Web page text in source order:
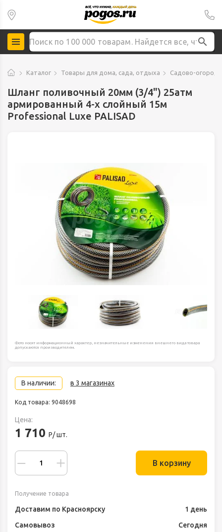
Каталог Товары для дома, сада, отдыха Садово-
Шланг поливочный 20мм (3/4") 25атм
армированный 4-х слойный 15м
Professional Luxe PALISAD
Фото носят информационный характер, незначительные изменения внешнего вида товара
допускаются производителем.
В наличии: в 3 магазинах
Код товара: 9048698
Цена:
1 710 Р/ шт.
В корзину
Получение товара
Доставим по Красноярску
1 день
Самовывоз
Сегодня